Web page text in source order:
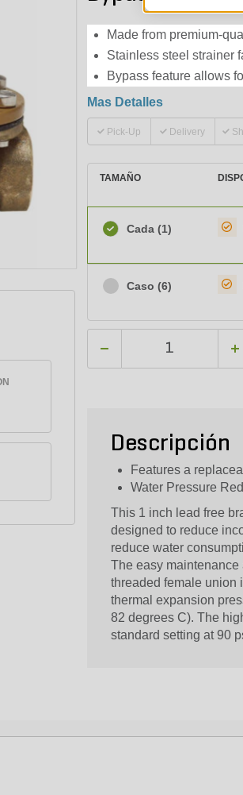
Made from premium-
Stainless steel strainer
Bypass feature allows
Mas Detalles
Pick-Up Delivery
TAMAÑO
Cada (1)
Caso (6)
Descripción
Features a
Water Pressure
This 1 inch lead free
designed to reduce
reduce water
The easy
threaded female union
thermal expansion
82 degrees C). The
standard setting at 90